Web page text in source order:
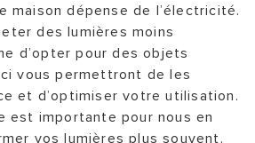
maison dépense de l’électricité.
des lumières moins
d’opter pour des objets
vous permettront de les
et d’optimiser votre utilisation.
est importante pour nous en
vos lumières plus souvent.